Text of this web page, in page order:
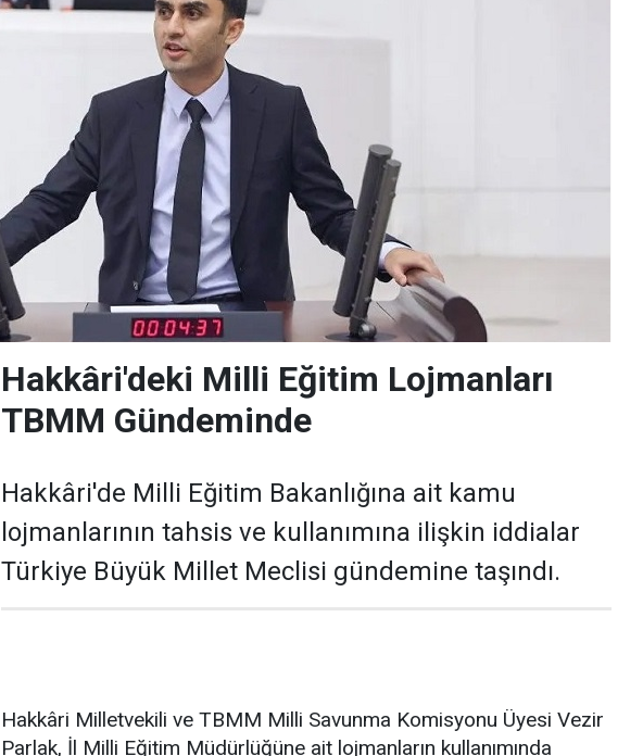
Hakkâri'deki Milli Eğitim Lojmanları
TBMM Gündeminde
Hakkâri'de Milli Eğitim Bakanlığına ait kamu
lojmanlarının tahsis ve kullanımına ilişkin iddialar
Türkiye Büyük Millet Meclisi gündemine taşındı.
Hakkâri Milletvekili ve TBMM Milli Savunma Komisyonu Üyesi Vezir
Parlak, İl Milli Eğitim Müdürlüğüne ait lojmanların kullanımında